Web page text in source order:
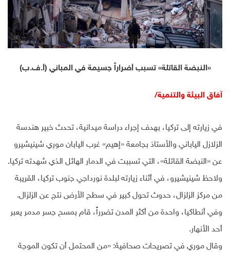
«النبضة القاتلة» تسبب أضراراً جسيمة في المباني (أ.ف.ب)
آفاق البيئة والتنمية/
في زيارته إلى تركيا، بهدف إجراء دراسة ميدانية، تحدث خبير هندسة
الزلازل الياباني والأستاذ بجامعة «إهيم» غرب اليابان موري شينيشيرو
عن «النبضة القاتلة»، التي تسببت في الدمار الهائل الذي شهدته تركيا.
ولاحظ شينيشيرو، في أثناء زيارته لبلدة نورداجي جنوب تركيا، القريبة
من مركز الزلزال، حدوث تحول كبير في سطح الأرض نتج عن الزلزال.
وفي أنطاكيا، واحدة من أكثر المدن تضرراً، قام بمسح جسر مدمر يعبر
أحد الأنهار.
وقال موري في تصريحات صحافية: «من المحتمل أن تكون الموجة